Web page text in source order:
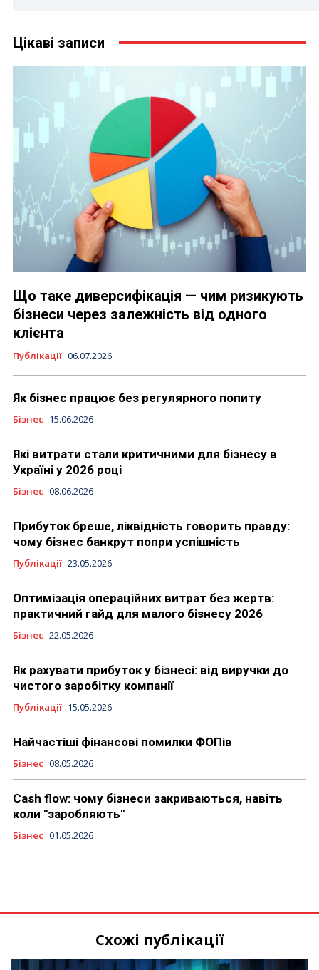
Цікаві записи
Що таке диверсифікація — чим ризикують
бізнеси через залежність від одного
клієнта
Публікації 06.07.2026
Як бізнес працює без регулярного попиту
Бізнес 15.06.2026
Які витрати стали критичними для бізнесу в
Україні у 2026 році
Бізнес 08.06.2026
Прибуток бреше, ліквідність говорить правду:
чому бізнес банкрут попри успішність
Публікації 23.05.2026
Оптимізація операційних витрат без жертв:
практичний гайд для малого бізнесу 2026
Бізнес 22.05.2026
Як рахувати прибуток у бізнесі: від виручки до
чистого заробітку компанії
Публікації 15.05.2026
Найчастіші фінансові помилки ФОПів
Бізнес 08.05.2026
Cash flow: чому бізнеси закриваються, навіть
коли "заробляють"
Бізнес 01.05.2026
Схожі публікації